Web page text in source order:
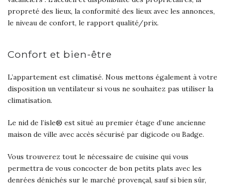
propreté des lieux, la conformité des lieux avec les annonces,
le niveau de confort, le rapport qualité/prix.
Confort et bien-être
L’appartement est climatisé. Nous mettons également à votre
disposition un ventilateur si vous ne souhaitez pas utiliser la
climatisation.
Le nid de l’isle® est situé au premier étage d’une ancienne
maison de ville avec accès sécurisé par digicode ou Badge.
Vous trouverez tout le nécessaire de cuisine qui vous
permettra de vous concocter de bon petits plats avec les
denrées dénichés sur le marché provençal, sauf si bien sûr,